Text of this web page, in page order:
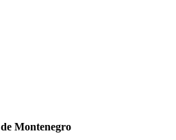
Montenegro